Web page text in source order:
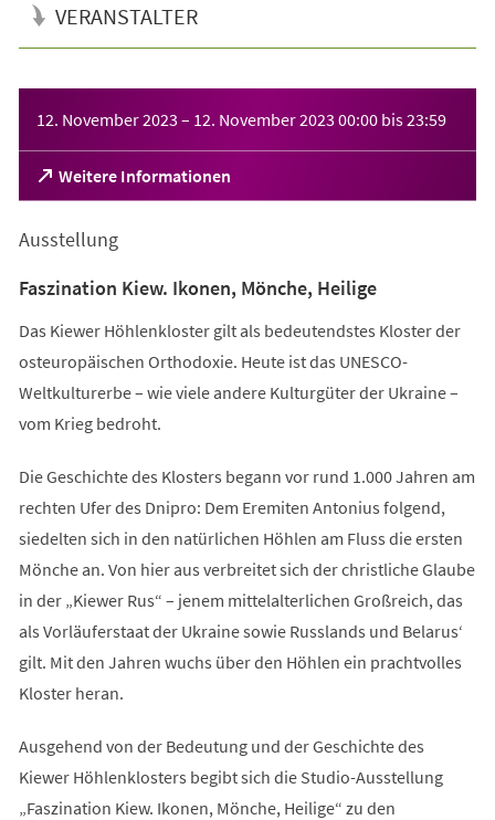
VERANSTALTER
12. November 2023 – 12. November 2023 00:00 bis23:59
Weitere Informationen
(Öffnet
in
neuen
Ausstellung
Faszination Kiew. Ikonen, Mönche, Heilige
Das Kiewer Höhlenkloster gilt als bedeutendstes Kloster der
osteuropäischen Orthodoxie. Heute ist das UNESCO-
Weltkulturerbe – wie viele andere Kulturgüter der Ukraine –
vom Krieg bedroht.
Die Geschichte des Klosters begann vor rund 1.000 Jahren am
rechten Ufer des Dnipro: Dem Eremiten Antonius folgend,
siedelten sich in den natürlichen Höhlen am Fluss die ersten
Mönche an. Von hier aus verbreitet sich der christliche Glaube
in der „Kiewer Rus“ – jenem mittelalterlichen Großreich, das
als Vorläuferstaat der Ukraine sowie Russlands und Belarus‘
gilt. Mit den Jahren wuchs über den Höhlen ein prachtvolles
Kloster heran.
Ausgehend von der Bedeutung und der Geschichte des
Kiewer Höhlenklosters begibt sich die Studio-Ausstellung
„Faszination Kiew. Ikonen, Mönche, Heilige“ zu den